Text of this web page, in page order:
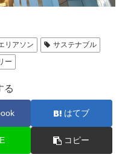
リアソン
サステナブル
ー
る
はてブ
コピー